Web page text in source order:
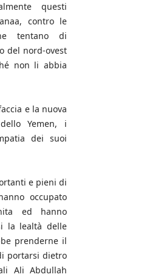
questi
contro le
tentano di
del nord-ovest
non li abbia
e la nuova
Yemen, i
dei suoi
e pieni di
occupato
ed hanno
la lealtà delle
prenderne il
portarsi dietro
Ali Abdullah